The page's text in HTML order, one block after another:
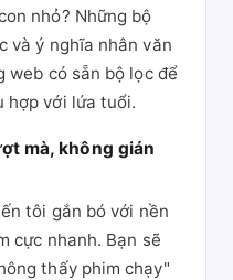
nhỏ? Những bộ
và ý nghĩa nhân văn
web có sẵn bộ lọc để
hợp với lứa tuổi.
mà, không gián
tôi gắn bó với nền
cực nhanh. Bạn sẽ
thấy phim chạy"